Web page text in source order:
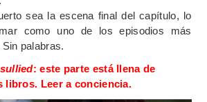
sea la escena final del capítulo, lo
como uno de los episodios más
palabras.
: este parte está llena de
libros. Leer a conciencia.